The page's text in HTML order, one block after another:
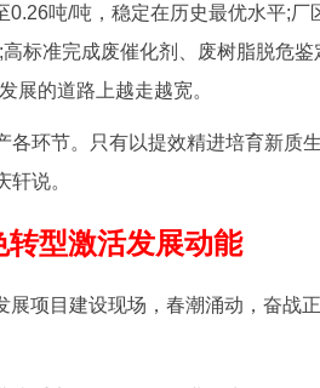
吨/吨，稳定在历史最优水平;厂
标准完成废催化剂、废树脂脱危鉴
展的道路上越走越宽。
环节。只有以提效精进培育新质
说。
转型激活发展动能
项目建设现场，春潮涌动，奋战